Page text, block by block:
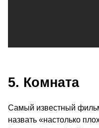
5. Комната
Самый известный
назвать «настолько